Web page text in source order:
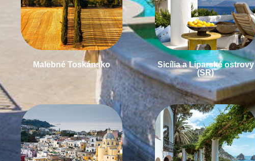
Malebné Toskánsko
Sicília a Liparské ostrovy
(SR)